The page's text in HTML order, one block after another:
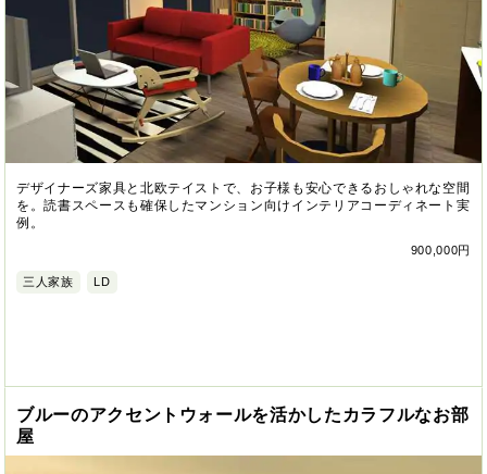
デザイナーズ家具と北欧テイストで、お子様も安心できるおしゃれな空間
を。読書スペースも確保したマンション向けインテリアコーディネート実
例。
900,000円
三人家族 LD
ブルーのアクセントウォールを活かしたカラフルなお部
屋